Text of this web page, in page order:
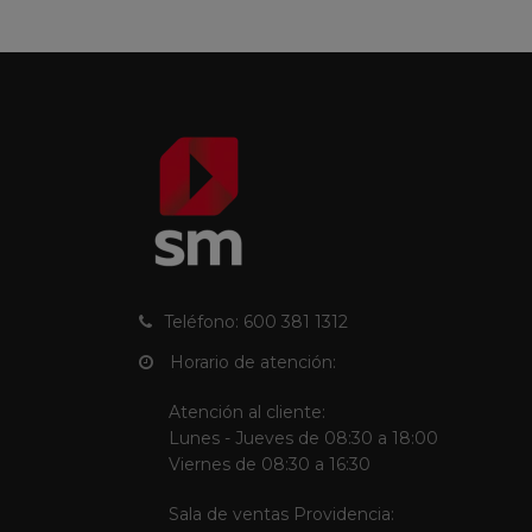
Teléfono: 600 381 1312
Horario de atención:
Atención al cliente:
Lunes - Jueves de 08:30 a 18:00
Viernes de 08:30 a 16:30
Sala de ventas Providencia: